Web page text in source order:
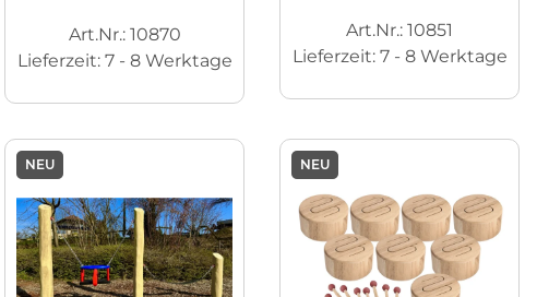
Art.Nr.: 10870
Lieferzeit: 7 - 8 Werktage
Art.Nr.: 10851
Lieferzeit: 7 - 8 Werktage
NEU NEU